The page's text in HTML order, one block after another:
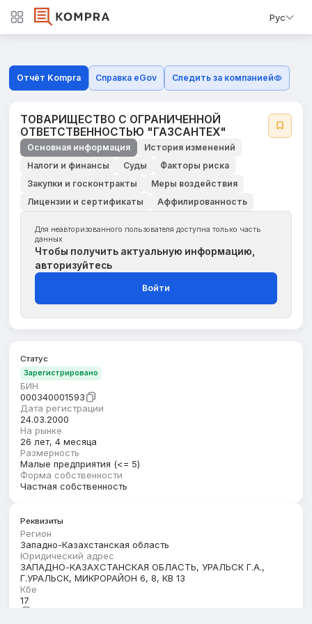
Рус
Отчёт Kompra Справка eGov Следить за компанией
ТОВАРИЩЕСТВО С ОГРАНИЧЕННОЙ
ОТВЕТСТВЕННОСТЬЮ "ГАЗСАНТЕХ"
Основная информация
История изменений
Налоги и финансы
Суды
Факторы риска
Закупки и госконтракты
Меры воздействия
Лицензии и сертификаты
Аффилированность
Для неавторизованного пользователя доступна только часть
данных
Чтобы получить актуальную информацию,
авторизуйтесь
Войти
Статус
Зарегистрировано
БИН
000340001593
Дата регистрации
24.03.2000
На рынке
26 лет, 4 месяца
Размерность
Малые предприятия (<= 5)
Форма собственности
Частная собственность
Реквизиты
Регион
Западно-Казахстанская область
Юридический адрес
ЗАПАДНО-КАЗАХСТАНСКАЯ ОБЛАСТЬ, УРАЛЬСК Г.А.,
Г.УРАЛЬСК, МИКРОРАЙОН 6, 8, КВ 13
Кбе
17